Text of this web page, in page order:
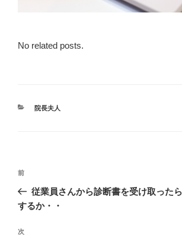
No related posts.
カ
院長夫人
投
ナ
ゲ
前
の
投
前
従業員さんから診断書を受け取った
するか・・
次
次